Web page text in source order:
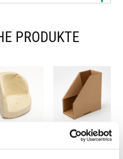
PRODUKTE
ÖKO-
ECKENSCHUTZ
AUS